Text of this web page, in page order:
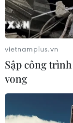
vietnamplus.vn
Sập công
vong